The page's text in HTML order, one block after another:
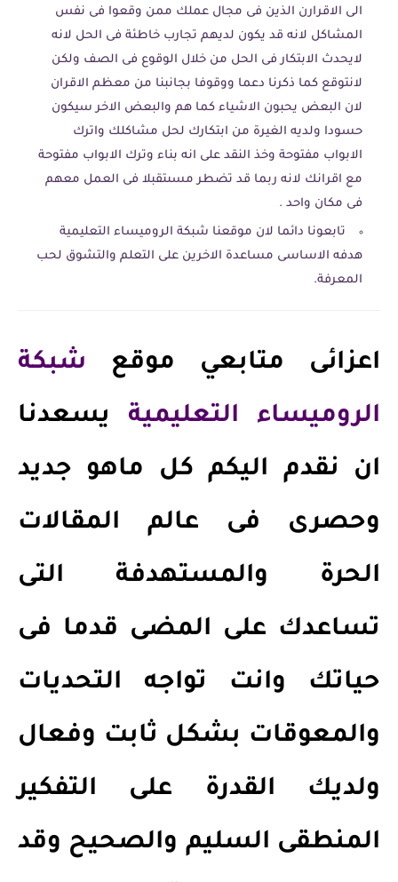
الى الاقرارن الذين فى مجال عملك ممن وقعوا فى نفس
المشاكل لانه قد يكون لديهم تجارب خاطئة فى الحل لانه
لايحدث الابتكار فى الحل من خلال الوقوع فى الصف ولكن
لانتوقع كما ذكرنا دعما ووقوفا بجانبنا من معظم الاقران
لان البعض يحبون الاشياء كما هم والبعض الاخر سيكون
حسودا ولديه الغيرة من ابتكارك لحل مشاكلك واترك
الابواب مفتوحة وخذ النقد على انه بناء وترك الابواب مفتوحة
مع اقرانك لانه ربما قد تضطر مسىتقبلا فى العمل معهم
فى مكان واحد .
تابعونا دائما لان موقعنا شبكة الروميساء التعليمية
هدفه الاساسى مساعدة الاخرين على التعلم والتشوق لحب
المعرفة.
اعزائى متابعي موقع شبكة
الروميساء التعليمية يسعدنا
ان نقدم اليكم كل ماهو جديد
وحصرى فى عالم المقالات
الحرة والمستهدفة التى
تساعدك على المضى قدما فى
حياتك وانت تواجه التحديات
والمعوقات بشكل ثابت وفعال
ولديك القدرة على التفكير
المنطقى السليم والصحيح وقد